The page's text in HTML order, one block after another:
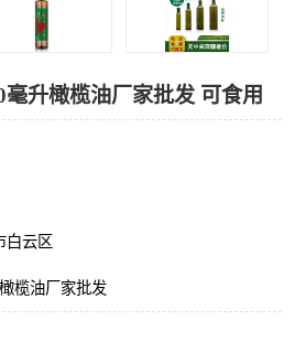
升橄榄油厂家批发 可食用
白云区
榄油厂家批发